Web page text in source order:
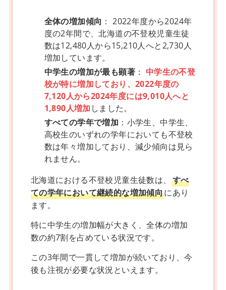
全体の増加傾向 ： 2022年度から2024年
度の2年間で、北海道の不登校児童生徒
数は12,480人から15,210人へと2,730人
増加しています。
中学生の増加が最も顕著 ： 中学生の不登
校が特に増加しており、2022年度の
7,120人から2024年度には9,010人へと
1,890人増加 しました。
すべての学年で増加 ：小学生、中学生、
高校生のいずれの学年においても不登校
数は年々増加しており、減少傾向は見ら
れません。
北海道における不登校児童生徒数は、 すべ
ての学年において継続的な増加傾向にあり
ます。
特に中学生の増加幅が大きく、全体の増加
数の約7割を占めている状況です。
この3年間で一貫して増加が続いており、今
後も注視が必要な状況といえます。